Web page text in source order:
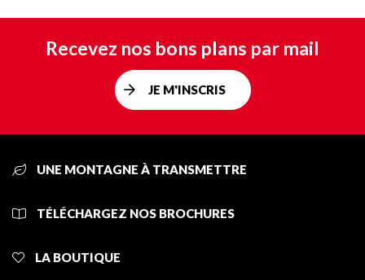
Recevez nos bons plans par mail
JE M'INSCRIS
UNE MONTAGNE À TRANSMETTRE
TÉLÉCHARGEZ NOS BROCHURES
LA BOUTIQUE